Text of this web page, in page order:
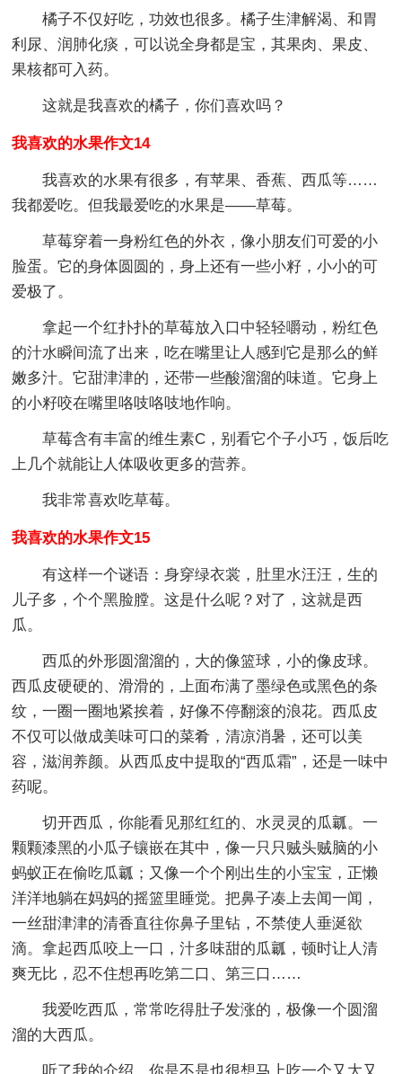
橘子不仅好吃，功效也很多。橘子生津解渴、和胃
利尿、润肺化痰，可以说全身都是宝，其果肉、果皮、
果核都可入药。
这就是我喜欢的橘子，你们喜欢吗？
我喜欢的水果作文14
我喜欢的水果有很多，有苹果、香蕉、西瓜等……
我都爱吃。但我最爱吃的水果是——草莓。
草莓穿着一身粉红色的外衣，像小朋友们可爱的小
脸蛋。它的身体圆圆的，身上还有一些小籽，小小的可
爱极了。
拿起一个红扑扑的草莓放入口中轻轻嚼动，粉红色
的汁水瞬间流了出来，吃在嘴里让人感到它是那么的鲜
嫩多汁。它甜津津的，还带一些酸溜溜的味道。它身上
的小籽咬在嘴里咯吱咯吱地作响。
草莓含有丰富的维生素C，别看它个子小巧，饭后吃
上几个就能让人体吸收更多的营养。
我非常喜欢吃草莓。
我喜欢的水果作文15
有这样一个谜语：身穿绿衣裳，肚里水汪汪，生的
儿子多，个个黑脸膛。这是什么呢？对了，这就是西
瓜。
西瓜的外形圆溜溜的，大的像篮球，小的像皮球。
西瓜皮硬硬的、滑滑的，上面布满了墨绿色或黑色的条
纹，一圈一圈地紧挨着，好像不停翻滚的浪花。西瓜皮
不仅可以做成美味可口的菜肴，清凉消暑，还可以美
容，滋润养颜。从西瓜皮中提取的“西瓜霜”，还是一味中
药呢。
切开西瓜，你能看见那红红的、水灵灵的瓜瓤。一
颗颗漆黑的小瓜子镶嵌在其中，像一只只贼头贼脑的小
蚂蚁正在偷吃瓜瓤；又像一个个刚出生的小宝宝，正懒
洋洋地躺在妈妈的摇篮里睡觉。把鼻子凑上去闻一闻，
一丝甜津津的清香直往你鼻子里钻，不禁使人垂涎欲
滴。拿起西瓜咬上一口，汁多味甜的瓜瓤，顿时让人清
爽无比，忍不住想再吃第二口、第三口……
我爱吃西瓜，常常吃得肚子发涨的，极像一个圆溜
溜的大西瓜。
听了我的介绍，你是不是也很想马上吃一个又大又